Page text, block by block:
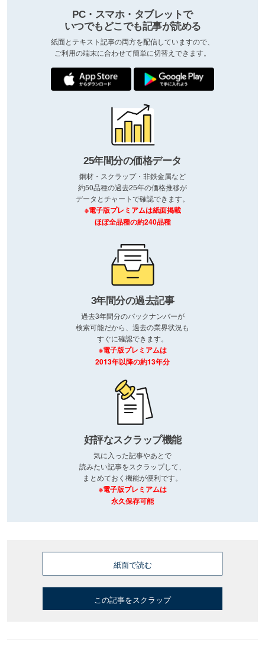
PC・スマホ・タブレットで
いつでもどこでも記事が読める
紙面とテキスト記事の両方を配信していますので、
ご利用の端末に合わせて簡単に切替えできます。
25年間分の価格データ
鋼材・スクラップ・非鉄金属など
約50品種の過去25年の価格推移が
データとチャートで確認できます。
※電子版プレミアムは紙面掲載
ほぼ全品種の約240品種
3年間分の過去記事
過去3年間分のバックナンバーが
検索可能だから、過去の業界状況も
すぐに確認できます。
※電子版プレミアムは
2013年以降の約13年分
好評なスクラップ機能
気に入った記事やあとで
読みたい記事をスクラップして、
まとめておく機能が便利です。
※電子版プレミアムは
永久保存可能
紙面で読む
この記事をスクラップ